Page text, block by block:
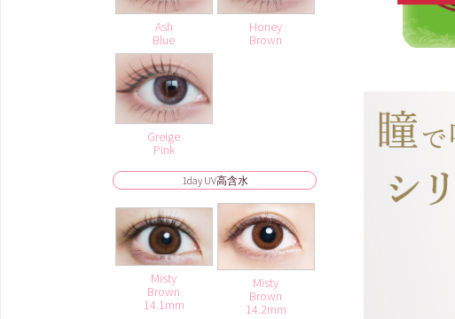
Ash
Blue
Honey
Brown
Greige
Pink
1day UV高含水
Misty
Brown
14.1mm
Misty
Brown
14.2mm